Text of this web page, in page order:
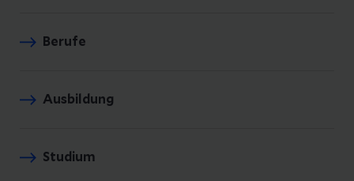
Berufe
Ausbildung
Studium